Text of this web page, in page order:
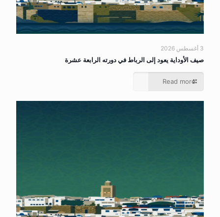
3 أغسطس 2026
صيف الأوداية يعود إلى الرباط في دورته الرابعة عشرة
Read more